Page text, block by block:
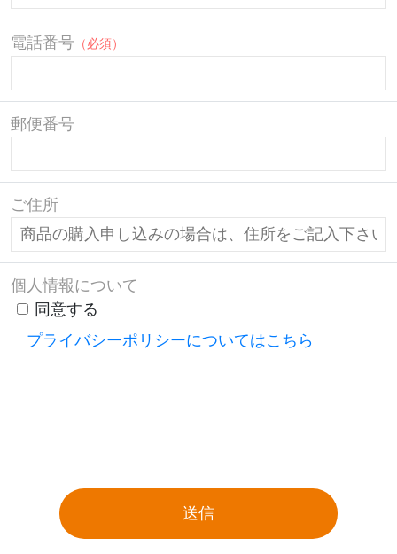
電話番号 （必須）
郵便番号
ご住所
個人情報について
同意する
プライバシーポリシーについてはこちら